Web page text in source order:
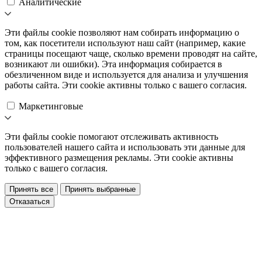
Аналитические
Эти файлы cookie позволяют нам собирать информацию о
том, как посетители используют наш сайт (например, какие
страницы посещают чаще, сколько времени проводят на сайте,
возникают ли ошибки). Эта информация собирается в
обезличенном виде и используется для анализа и улучшения
работы сайта. Эти cookie активны только с вашего согласия.
Маркетинговые
Эти файлы cookie помогают отслеживать активность
пользователей нашего сайта и использовать эти данные для
эффективного размещения рекламы. Эти cookie активны
только с вашего согласия.
Принять все
Принять выбранные
Отказаться